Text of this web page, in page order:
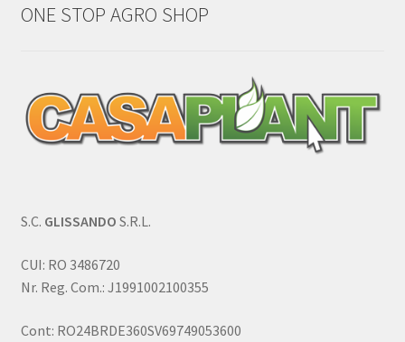
ONE STOP AGRO SHOP
S.C. GLISSANDO S.R.L.
CUI: RO 3486720
Nr. Reg. Com.: J1991002100355
Cont: RO24BRDE360SV69749053600